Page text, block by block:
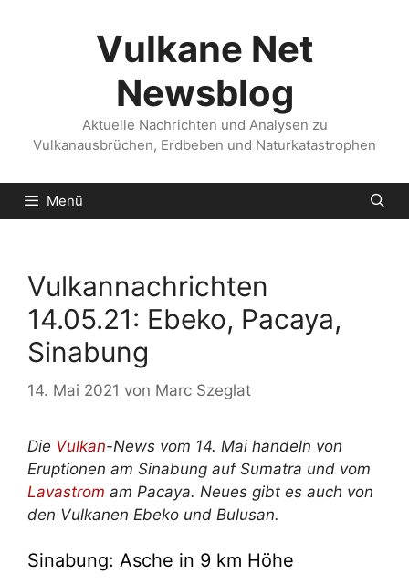
Vulkane Net
Newsblog
Aktuelle Nachrichten und Analysen zu
Vulkanausbrüchen, Erdbeben und Naturkatastrophen
Menü
Vulkannachrichten
14.05.21: Ebeko, Pacaya,
Sinabung
14. Mai 2021 von Marc Szeglat
Die Vulkan-News vom 14. Mai handeln von
Eruptionen am Sinabung auf Sumatra und vom
Lavastrom am Pacaya. Neues gibt es auch von
den Vulkanen Ebeko und Bulusan.
Sinabung: Asche in 9 km Höhe